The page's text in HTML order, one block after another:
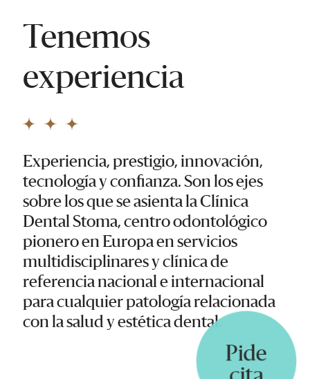
Tenemos
experiencia
Experiencia, prestigio, innovación,
tecnología y confianza. Son los ejes
sobre los que se asienta la Clínica
Dental Stoma, centro odontológico
pionero en Europa en servicios
multidisciplinares y clínica de
referencia nacional e internacional
para cualquier patología relacionada
con la salud y estética dental.
Pide